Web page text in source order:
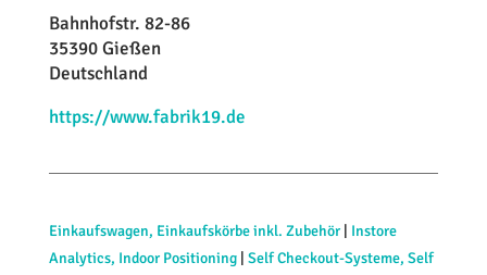
Bahnhofstr. 82-86
35390 Gießen
Deutschland
https://www.fabrik19.de
Einkaufswagen, Einkaufskörbe inkl. Zubehör| Instore
Analytics, Indoor Positioning| Self Checkout-Systeme, Self